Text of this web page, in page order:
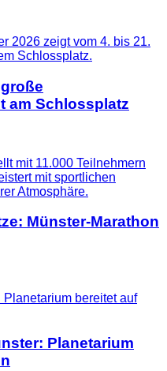
am Schlossplatz
Münster-Marathon
Planetarium